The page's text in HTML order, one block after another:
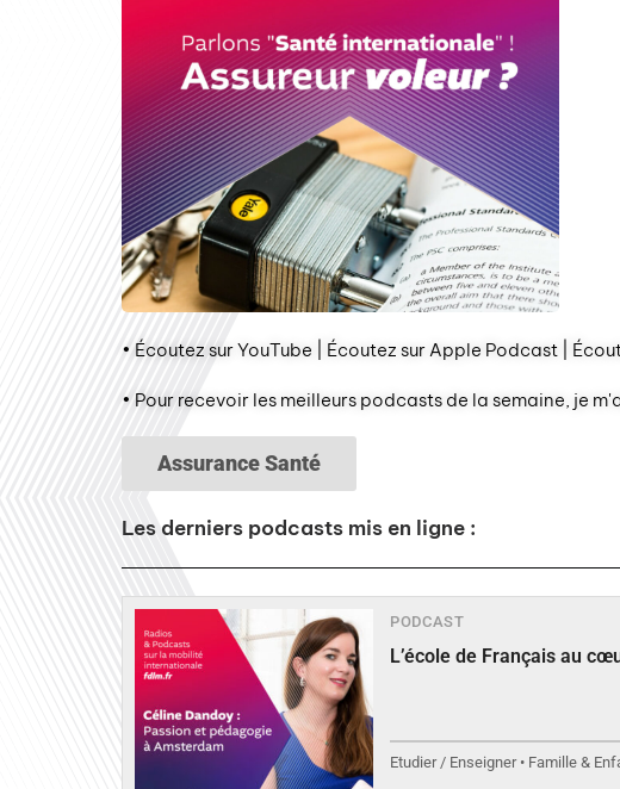
• Écoutez sur YouTube | Écoutez sur Apple Podcast |
• Pour recevoir les meilleurs podcasts de la semaine, je
Assurance Santé
Les derniers podcasts mis en ligne :
PODCAST
L’école de Français au
Etudier / Enseigner • Famille &